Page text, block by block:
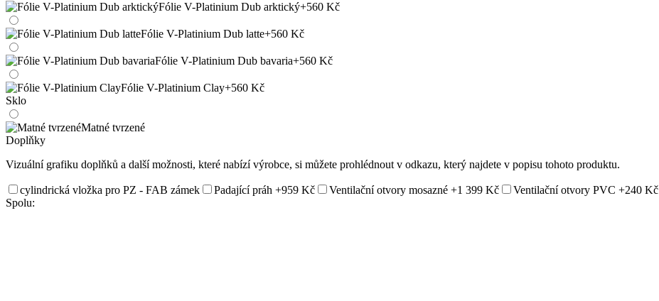
Fólie V-Platinium Dub arktický+560 Kč
Fólie V-Platinium Dub latte+560 Kč
Fólie V-Platinium Dub bavaria+560 Kč
Fólie V-Platinium Clay+560 Kč
Sklo
Matné tvrzené
Doplňky
Vizuální grafiku doplňků a další možnosti, které nabízí výrobce, si můžete prohlédnout v odkazu, který najdete v popisu tohoto produktu.
cylindrická vložka pro PZ - FAB zámek Padající práh +959 Kč Ventilační otvory mosazné +1 399 Kč Ventilační otvory PVC +240 Kč
Spolu: